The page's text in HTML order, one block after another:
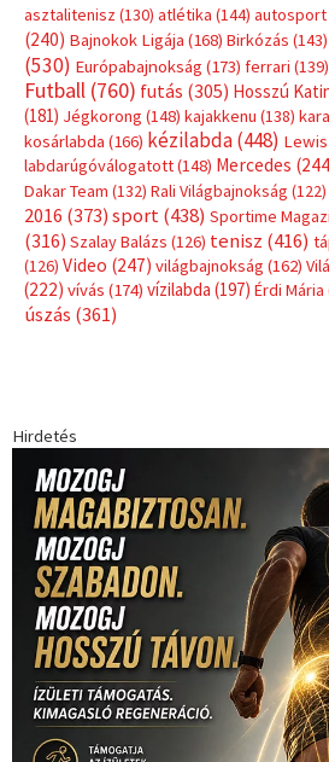
asztalitenisz (130) atlétika (144) autosport
(240) Bajnokok Ligája (168) Birkózás (143)
(530) Európabajnokság (173) ferrari (139)
Futball (760) futás (305) Hosszú
(181) Jégkorong (148) kajakkenu (138)
kosárlabda (166) kézilabda(448)
labdarúgóválogatott(148) Mercedes
Dakar Team (132) Rali Világbajnokság (122)
2016 (373) sport(438) Sportime
(316) Szalay Balázs (126) tenisz (416)
(126) Video (247) világbajnokság (162)
(222) vívás (174) vízilabda (197) Érdi Mária
úszás (361)
Hirdetés